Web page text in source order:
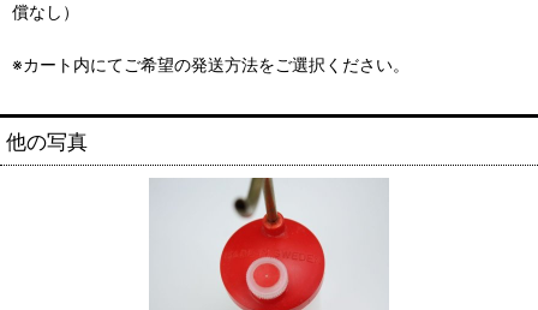
償なし）
※カート内にてご希望の発送方法をご選択ください。
他の写真